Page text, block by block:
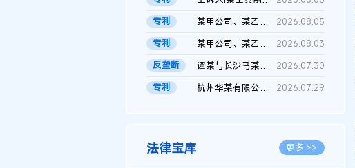
专利
某甲公司、某乙公司、某丙公司申请诉前行为保全复议裁定书
2026.08.05
专利
某甲公司、某乙公司、官某与某丙公司专利申请权权属纠纷 二审判决...
2026.08.03
反垄断
谭某与长沙马某堆农产品股份有限公司滥用市场支配地位纠纷二审裁...
2026.07.30
专利
杭州华某有限公司与菲某有限公司侵害发明专利权纠纷 2026.07.29
法律宝库 更多 >>